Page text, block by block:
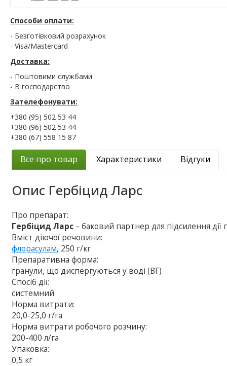
Способи оплати:
- Безготівковий розрахунок
- Visa/Mastercard
Доставка:
- Поштовими службами
- В господарство
Зателефонувати:
+380 (95) 502 53 44
+380 (96) 502 53 44
+380 (67) 558 15 87
Все про товар Характеристики Відгуки
Опис Гербіцид Ларс
Про препарат:
Гербіцид Ларс – баковий партнер для підсилення
Вміст діючої речовини:
флорасулам, 250 г/кг
Препаративна форма:
гранули, що диспергуються у воді (ВГ)
Спосіб дії:
системний
Норма витрати:
20,0-25,0 г/га
Норма витрати робочого розчину:
200-400 л/га
Упаковка:
0,5 кг